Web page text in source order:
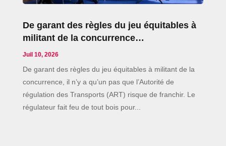
De garant des règles du jeu équitables à
militant de la concurrence…
Juil 10, 2026
De garant des règles du jeu équitables à militant de la
concurrence, il n’y a qu’un pas que l’Autorité de
régulation des Transports (ART) risque de franchir. Le
régulateur fait feu de tout bois pour...